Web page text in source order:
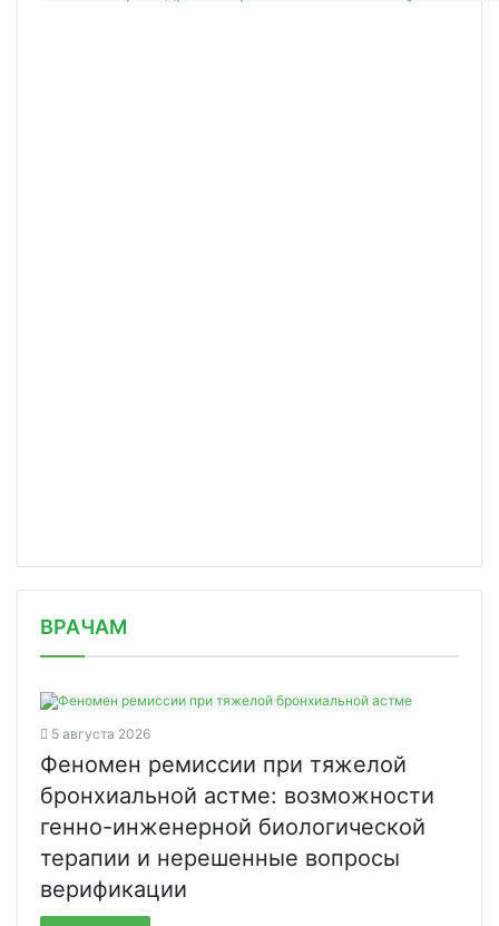
ВРАЧАМ
5 августа 2026
Феномен ремиссии при тяжелой
бронхиальной астме: возможности
генно-инженерной биологической
терапии и нерешенные вопросы
верификации